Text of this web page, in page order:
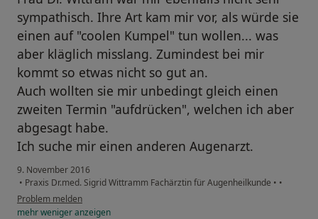
sympathisch. Ihre Art kam mir vor, als würde sie
einen auf "coolen Kumpel" tun wollen... was
aber kläglich misslang. Zumindest bei mir
kommt so etwas nicht so gut an.
Auch wollten sie mir unbedingt gleich einen
zweiten Termin "aufdrücken", welchen ich aber
abgesagt habe.
Ich suche mir einen anderen Augenarzt.
9. November 2016
• Praxis Dr.med. Sigrid Wittramm Fachärztin für Augenheilkunde • •
Problem melden
mehrwenigeranzeigen